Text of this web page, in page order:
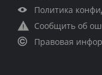
Политика
Сообщить об
Правовая